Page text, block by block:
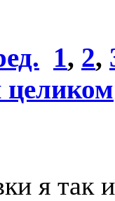
1, 2,
я так